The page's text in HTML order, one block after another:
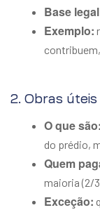
Base
Exemplo:
2. Obras
O que são:
do prédio,
Quem
maioria (2/
Exceção: